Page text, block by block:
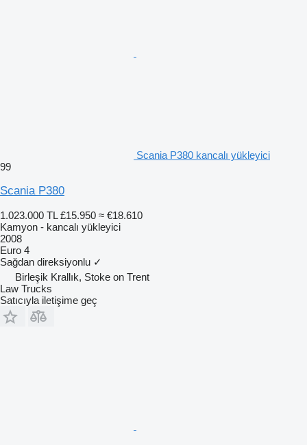
Scania P380 kancalı yükleyici
99
Scania P380
1.023.000 TL £15.950 ≈ €18.610
Kamyon - kancalı yükleyici
2008
Euro 4
Sağdan direksiyonlu ✓
Birleşik Krallık, Stoke on Trent
Law Trucks
Satıcıyla iletişime geç